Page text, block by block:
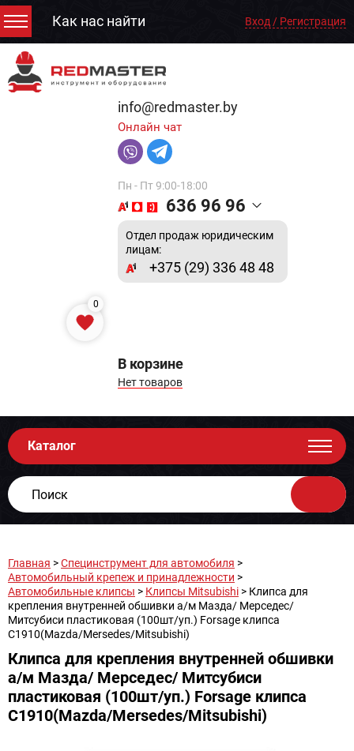
Как нас найти Вход / Регистрация
info@redmaster.by
Онлайн чат
Пн - Пт 9:00-18:00
636 96 96
Отдел продаж юридическим
лицам:
+375 (29) 336 48 48
0
В корзине
Нет товаров
Каталог
Главная >Специнструмент для автомобиля >
Автомобильный крепеж и принадлежности >
Автомобильные клипсы > Клипсы Mitsubishi > Клипса для
крепления внутренней обшивки а/м Мазда/ Мерседес/
Митсубиси пластиковая (100шт/уп.) Forsage клипса
C1910(Mazda/Mersedes/Mitsubishi)
Клипса для крепления внутренней обшивки
а/м Мазда/ Мерседес/ Митсубиси
пластиковая (100шт/уп.) Forsage клипса
C1910(Mazda/Mersedes/Mitsubishi)